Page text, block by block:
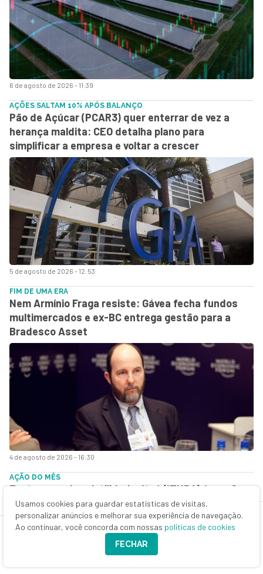
6 de agosto de 2026 - 11:39
5 de agosto de 2026 - 12:53
AÇÕES SALTAM 10% APÓS BALANÇO
Pão de Açúcar (PCAR3) quer enterrar de vez a
herança maldita: CEO detalha plano para
simplificar a empresa e voltar a crescer
4 de agosto de 2026 - 16:30
FIM DE UMA ERA
Nem Armínio Fraga resiste: Gávea fecha fundos
multimercados e ex-BC entrega gestão para a
Bradesco Asset
AÇÃO DO MÊS
Em tempos de volatilidade, Itaú (ITUB4) é a ação
favorita dos analistas para investir em agosto;
confira o ranking completo
Usamos cookies para guardar estatísticas de visitas,
personalizar anúncios e melhorar sua experiência de navegação.
Ao continuar, você concorda com nossas políticas de cookies
FECHAR